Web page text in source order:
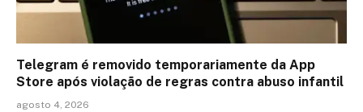
Telegram é removido temporariamente da App
Store após violação de regras contra abuso infantil
agosto 4, 2026